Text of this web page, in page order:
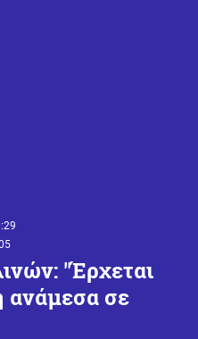
''Έρχεται
ανάμεσα σε